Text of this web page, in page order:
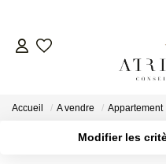
Accueil A vendre Appartement
Modifier les